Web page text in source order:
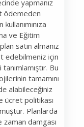
yapmanız
ödemeden
ve Eğitim
satın almanız
edebilmeniz için
Bu
tamamını
alabileceğiniz
ücret politikası
Planlarda
damgası